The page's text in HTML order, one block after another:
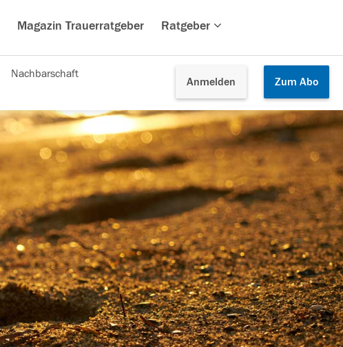
Magazin Trauerratgeber Ratgeber
Anmelden Zum Abo
Nachbarschaft